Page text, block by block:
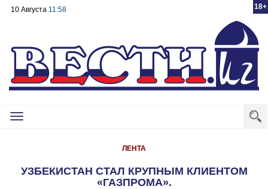
18+
10 Августа 11:58
Toggle
ЛЕНТА
УЗБЕКИСТАН СТАЛ КРУПНЫМ КЛИЕНТОМ
«ГАЗПРОМА».